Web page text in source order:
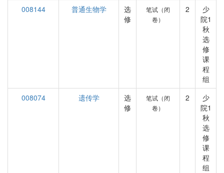
008144
普通生物学
选
修
笔试（闭
卷）
2
少
院1
秋
选
修
课
程
组
008074
遗传学
选
修
笔试（闭
卷）
2
少
院1
秋
选
修
课
程
组